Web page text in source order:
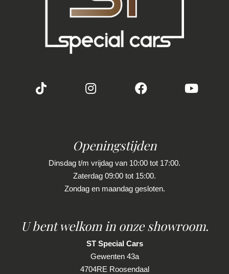
Buitenspiegels elektrisch inklapbaar
Buitenspiegels elektrisch verstelbaar
Buitenspiegels met verlichting
Dimlichten automatisch
Koplampen adaptief
Led achterlichten
Led dagrijverlichting
Led koplampen
Mistlampen voor
Parkeersensor achter
Openingstijden
Dinsdag t/m vrijdag van 10:00 tot 17:00.
Zaterdag 09:00 tot 15:00.
Zondag en maandag gesloten.
U bent welkom in onze showroom.
ST Special Cars
Gewenten 43a
4704RE Roosendaal